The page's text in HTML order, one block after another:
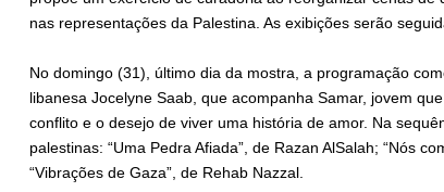
nas representações da Palestina. As exibições serão
No domingo (31), último dia da mostra, a programação
libanesa Jocelyne Saab, que acompanha Samar, jovem
conflito e o desejo de viver uma história de amor. Na
palestinas: “Uma Pedra Afiada”, de Razan AlSalah; “Nós
“Vibrações de Gaza”, de Rehab Nazzal.